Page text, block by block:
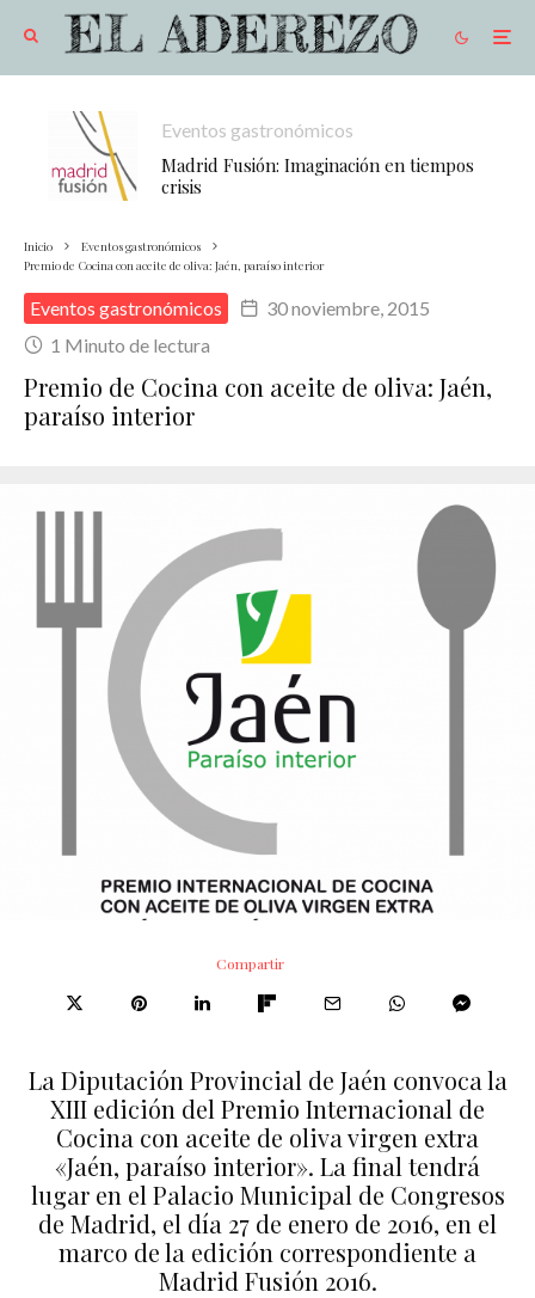
Eventos gastronómicos
Madrid Fusión: Imaginación en tiempos
crisis
Inicio
Eventos gastronómicos
Premio de Cocina con aceite de oliva: Jaén, paraíso interior
Eventos gastronómicos
30 noviembre, 2015
1 Minuto de lectura
Premio de Cocina con aceite de oliva: Jaén,
paraíso interior
Compartir
La Diputación Provincial de Jaén convoca la
XIII edición del Premio Internacional de
Cocina con aceite de oliva virgen extra
«Jaén, paraíso interior». La final tendrá
lugar en el Palacio Municipal de Congresos
de Madrid, el día 27 de enero de 2016, en el
marco de la edición correspondiente a
Madrid Fusión 2016.